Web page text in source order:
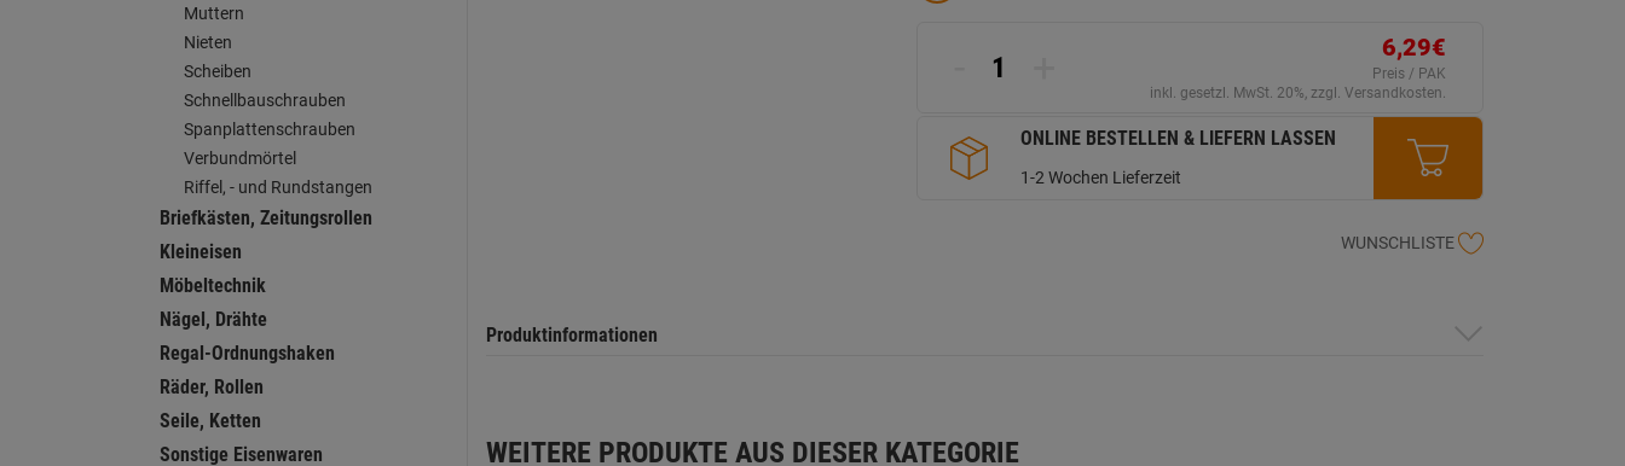
Muttern
Nieten
Scheiben
Schnellbauschrauben
Spanplattenschrauben
Verbundmörtel
Riffel, - und Rundstangen
Briefkästen, Zeitungsrollen
Kleineisen
Möbeltechnik
Nägel, Drähte
Regal-Ordnungshaken
Räder, Rollen
Seile, Ketten
Sonstige Eisenwaren
6,29€
Preis / PAK
inkl. gesetzl. MwSt. 20%, zzgl. Versandkosten.
ONLINE BESTELLEN & LIEFERN LASSEN
1-2 Wochen Lieferzeit
WUNSCHLISTE
Produktinformationen
WEITERE PRODUKTE AUS DIESER KATEGORIE